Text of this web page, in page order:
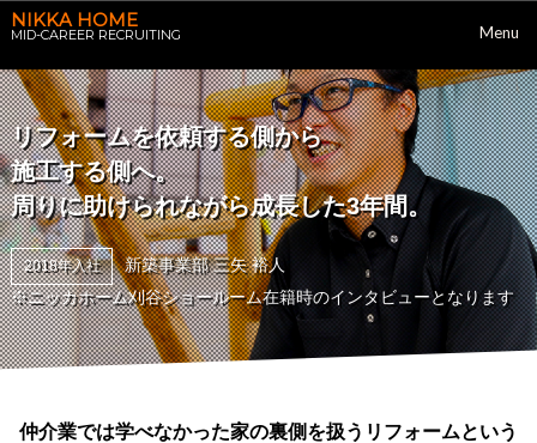
NIKKA HOME
MID-CAREER RECRUITING Menu
リフォームを依頼する側から
施工する側へ。
周りに助けられながら成長した3年間。
2018年入社
新築事業部 三矢 裕人
※ニッカホーム刈谷ショールーム在籍時のインタビューとなります
仲介業では学べなかった家の裏側を扱うリフォームという